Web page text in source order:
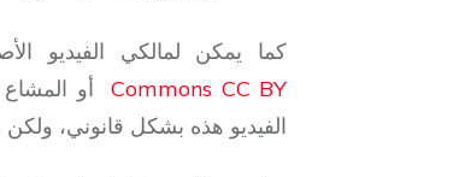
كما يمكن لمالكي الفيديو
Commons CC BYأو المشاع
الفيديو هذه بشكل قانوني، ولكن